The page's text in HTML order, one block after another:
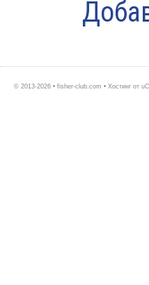
© 2013-2026 • fisher-club.com • Хостинг от